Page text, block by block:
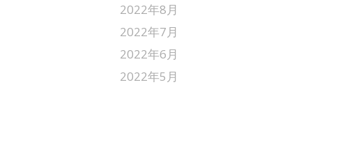
2022年8月
2022年7月
2022年6月
2022年5月